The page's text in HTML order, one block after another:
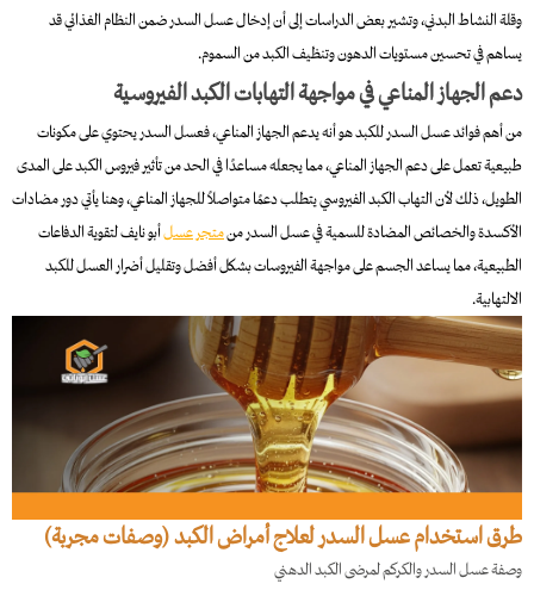
وقلة النشاط البدني، وتشير بعض الدراسات إلى أن إدخال عسل السدر ضمن النظام الغذائي قد
يساهم في تحسين مستويات الدهون وتنظيف الكبد من السموم.
دعم الجهاز المناعي في مواجهة التهابات الكبد الفيروسية
من أهم فوائد عسل السدر للكبد​ هو أنه يدعم الجهاز المناعي، فعسل السدر يحتوي على مكونات
طبيعية تعمل على دعم الجهاز المناعي، مما يجعله مساعدًا في الحد من تأثير فيروس الكبد على المدى
الطويل، ذلك لأن التهاب الكبد الفيروسي يتطلب دعمًا متواصلاً للجهاز المناعي، وهنا يأتي دور مضادات
الأكسدة والخصائص المضادة للسمية في عسل السدر منمتجر عسلأبو نايف لتقوية الدفاعات
الطبيعية، مما يساعد الجسم على مواجهة الفيروسات بشكل أفضل وتقليل أضرار العسل للكبد
الالتهابية.
طرق استخدام عسل السدر لعلاج أمراض الكبد (وصفات مجربة)
وصفة عسل السدر والكركم لمرضى الكبد الدهني